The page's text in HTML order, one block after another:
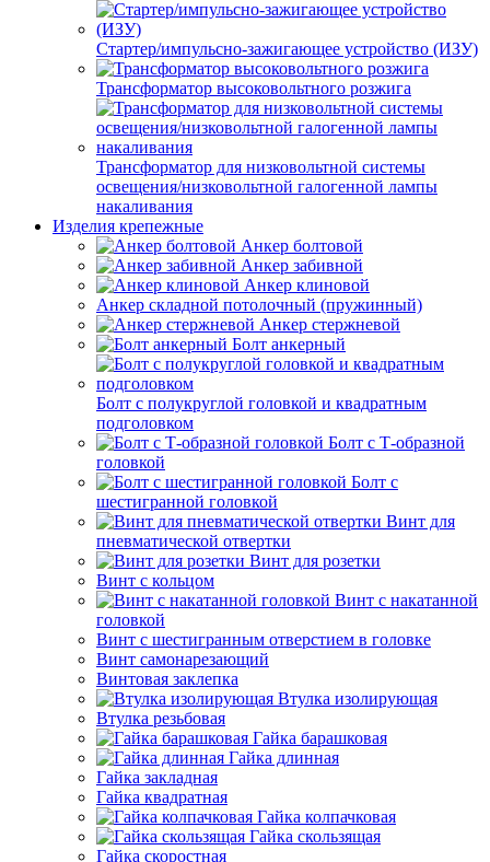
Стартер/импульсно-зажигающее устройство (ИЗУ)
Трансформатор высоковольтного розжига
Трансформатор для низковольтной системы
освещения/низковольтной галогенной лампы
накаливания
Изделия крепежные
Анкер болтовой
Анкер забивной
Анкер клиновой
Анкер складной потолочный (пружинный)
Анкер стержневой
Болт анкерный
Болт с полукруглой головкой и квадратным
подголовком
Болт с Т-образной
головкой
Болт с
шестигранной головкой
Винт для
пневматической отвертки
Винт для розетки
Винт с кольцом
Винт с накатанной
головкой
Винт с шестигранным отверстием в головке
Винт самонарезающий
Винтовая заклепка
Втулка изолирующая
Втулка резьбовая
Гайка барашковая
Гайка длинная
Гайка закладная
Гайка квадратная
Гайка колпачковая
Гайка скользящая
Гайка скоростная